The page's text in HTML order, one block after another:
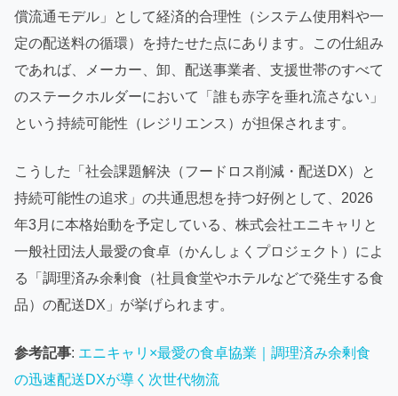
償流通モデル」として経済的合理性（システム使用料や一
定の配送料の循環）を持たせた点にあります。この仕組み
であれば、メーカー、卸、配送事業者、支援世帯のすべて
のステークホルダーにおいて「誰も赤字を垂れ流さない」
という持続可能性（レジリエンス）が担保されます。
こうした「社会課題解決（フードロス削減・配送DX）と
持続可能性の追求」の共通思想を持つ好例として、2026
年3月に本格始動を予定している、株式会社エニキャリと
一般社団法人最愛の食卓（かんしょくプロジェクト）によ
る「調理済み余剰食（社員食堂やホテルなどで発生する食
品）の配送DX」が挙げられます。
参考記事: エニキャリ×最愛の食卓協業｜調理済み余剰食
の迅速配送DXが導く次世代物流